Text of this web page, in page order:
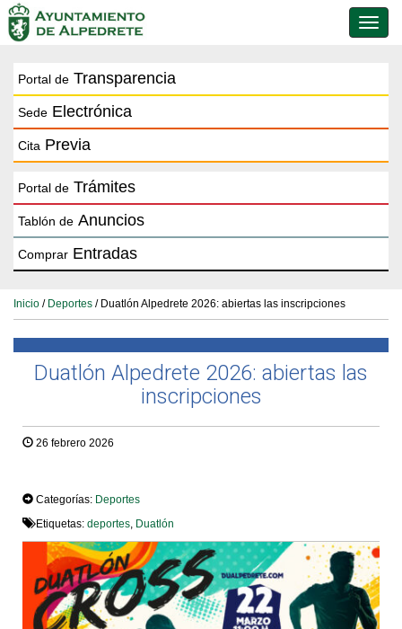
de
Portal de Transparencia
Sede Electrónica
Cita Previa
Portal de Trámites
Tablón de Anuncios
Comprar Entradas
Inicio / Deportes / Duatlón Alpedrete 2026: abiertas las inscripciones
Duatlón Alpedrete 2026: abiertas las
inscripciones
26 febrero 2026
Categorías: Deportes
Etiquetas: deportes Duatlón